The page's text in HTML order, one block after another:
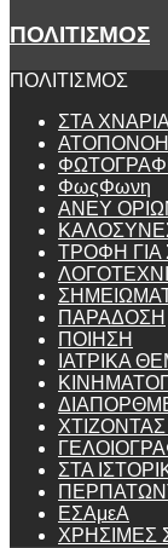
ΠΟΛΙΤΙΣΜΟΣ
ΠΟΛΙΤΙΣΜΟΣ
ΣΤΑ
ΦωςΦωνη
ANEY
ΤΡΟΦΗ ΓΙΑ
ΠΑΡΑΔΟΣΗ
ΠΟΙΗΣΗ
ΙΑΤΡΙΚΑ
ΣΤΑ
ΕΣΑμεΑ
ΧΡΗΣΙΜΕΣ